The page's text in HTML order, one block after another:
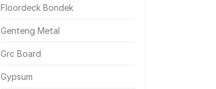
Floordeck Bondek
Genteng Metal
Grc Board
Gypsum